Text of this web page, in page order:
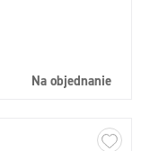
Na objednanie